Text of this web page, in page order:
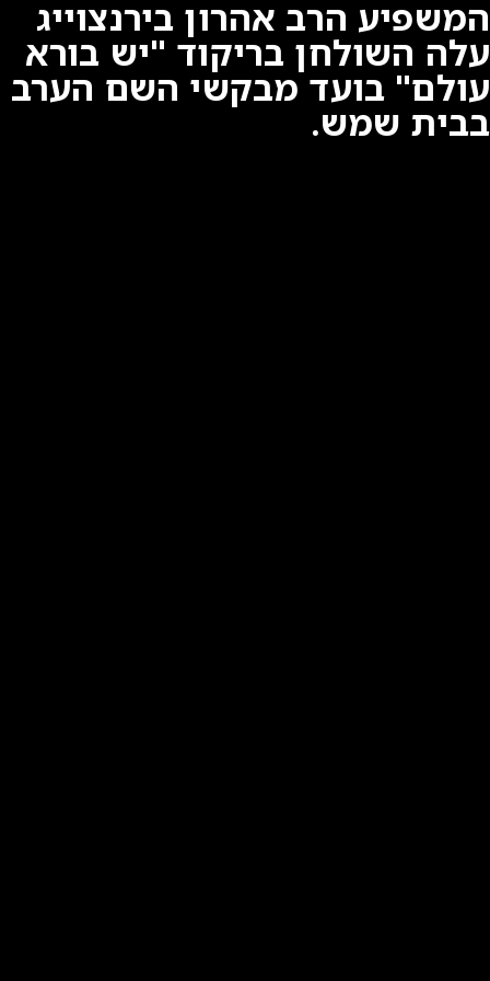
המשפיע הרב אהרון בירנצוייג
עלה השולחן בריקוד "יש בורא
עולם" בועד מבקשי השם הערב
בבית שמש.